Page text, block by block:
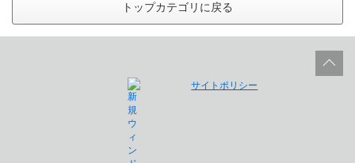
トップカテゴリに戻る
サイトポリシー